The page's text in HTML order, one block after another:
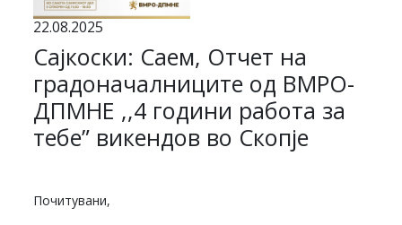
22.08.2025
Сајкоски: Саем, Отчет на
градоначалниците од ВМРО-
ДПМНЕ ,,4 години работа за
тебе” викендов во Скопје
Почитувани,